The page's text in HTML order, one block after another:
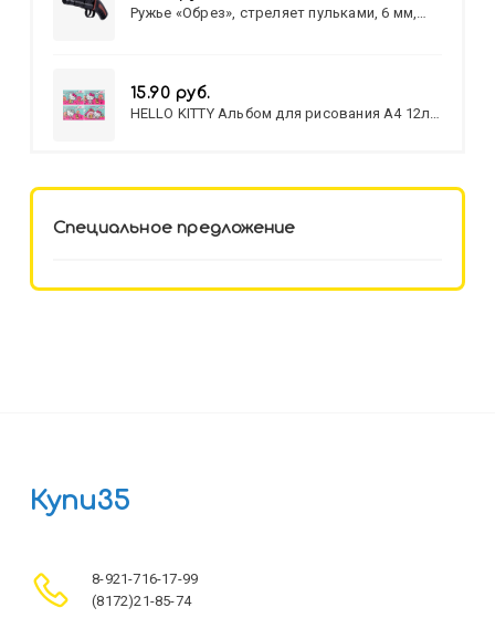
Ружье «Обрез», стреляет пульками, 6 мм,
15.90 руб.
HELLO KITTY Альбом для рисования А4 12л.
Специальное предложение
Купи35
8-921-716-17-99
(8172)21-85-74